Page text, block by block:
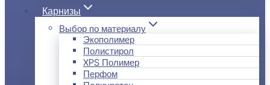
Карнизы
Выбор по материалу
Экополимер
Полистирол
XPS Полимер
Перфом